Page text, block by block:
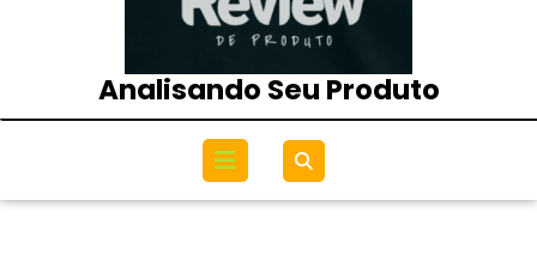
Analisando Seu Produto
Open
Menu